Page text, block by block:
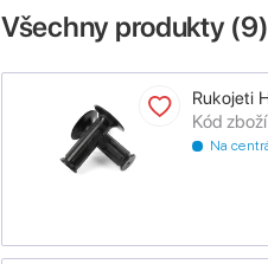
Všechny produkty (9)
Rukojeti
Kód
Na